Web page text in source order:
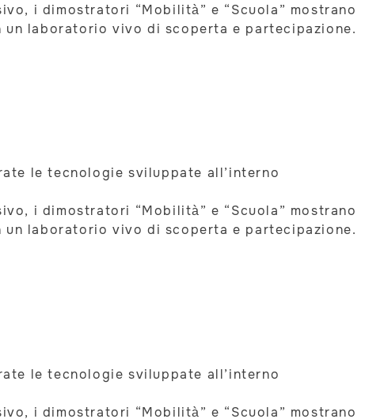
i dimostratori “Mobilità” e “Scuola” mostrano
laboratorio vivo di scoperta e partecipazione.
le tecnologie sviluppate all’interno
i dimostratori “Mobilità” e “Scuola” mostrano
laboratorio vivo di scoperta e partecipazione.
le tecnologie sviluppate all’interno
i dimostratori “Mobilità” e “Scuola” mostrano